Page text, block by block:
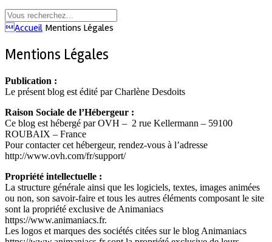
Accueil Mentions Légales
Mentions Légales
Publication :
Le présent blog est édité par Charlène Desdoits
Raison Sociale de l’Hébergeur :
Ce blog est hébergé par OVH – 2 rue Kellermann – 59100
ROUBAIX – France
Pour contacter cet hébergeur, rendez-vous à l’adresse
http://www.ovh.com/fr/support/
Propriété intellectuelle :
La structure générale ainsi que les logiciels, textes, images animées
ou non, son savoir-faire et tous les autres éléments composant le site
sont la propriété exclusive de Animaniacs
https://www.animaniacs.fr.
Les logos et marques des sociétés citées sur le blog Animaniacs